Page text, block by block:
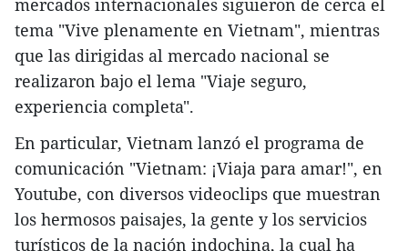
mercados internacionales siguieron de cerca el
tema "Vive plenamente en Vietnam", mientras
que las dirigidas al mercado nacional se
realizaron bajo el lema "Viaje seguro,
experiencia completa".
En particular, Vietnam lanzó el programa de
comunicación "Vietnam: ¡Viaja para amar!", en
Youtube, con diversos videoclips que muestran
los hermosos paisajes, la gente y los servicios
turísticos de la nación indochina, la cual ha